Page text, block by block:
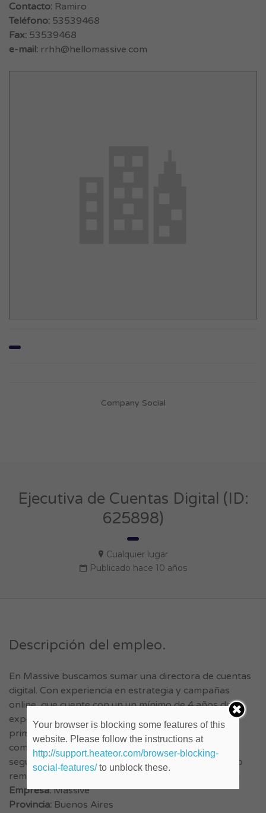
Contacto: Ramiro
Teléfono: 53539468
Fax: 53539468
e-mail: rrhh@hellomassive.com
Company Social
Ejecutiva de Cuentas Digital (ID:
625898)
Cualquier lugar
Publicado hace 10 años
Descripción del empleo.
En Massive buscamos sumar una directora de cuentas
digital. Con experiencia en estrategia y campañas
online, que cuente con un un mínimo de 4 años de
experiencia en puesto similar. Para trabajar con
primeras marcas. Nivel avanzado de inglés. Tendrá
comunicación directa con clientes, negociaciones y
seguimiento de campañas. Envíanos tu CV indicando
remuneración pretendida a:
Empresa:Massive
Provincia: Buenos Aires
Your browser is blocking some features of this
website. Please follow the instructions at
http://support.heateor.com/browser-blocking-
social-features/to unblock these.